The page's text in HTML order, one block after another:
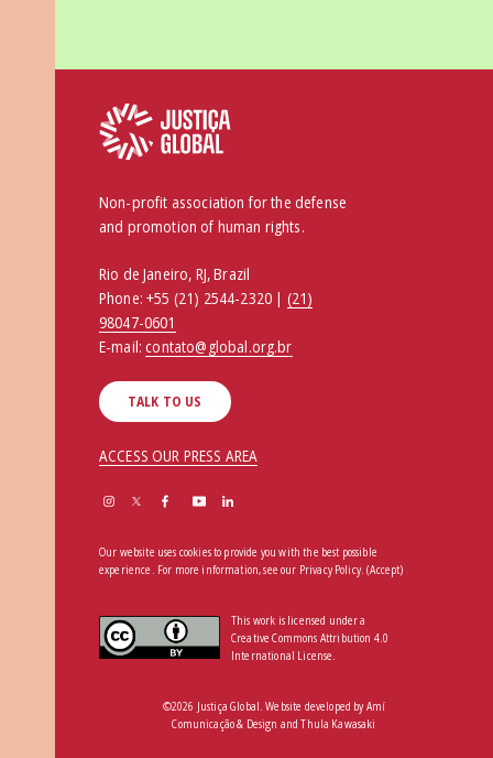
Non-profit association for the defense
and promotion of human rights.
Rio de Janeiro, RJ, Brazil
Phone:+55 (21) 2544-2320 | (21)
98047-0601
E-mail:contato@global.org.br
TALK TO US
ACCESS OUR PRESS AREA
Our website uses cookies to provide you with the best possible
experience. For more information, see our Privacy Policy.(Accept)
This work is licensed under a
Creative Commons Attribution 4.0
International License.
©2026 Justiça Global. Website developed byAmí
Comunicação & Design andThula Kawasaki